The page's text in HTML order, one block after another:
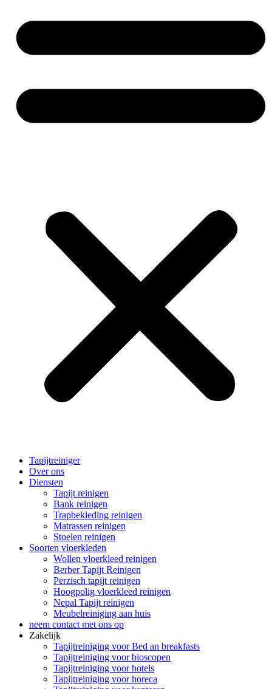
Tapijtreiniger
Over ons
Diensten
Tapijt reinigen
Bank reinigen
Trapbekleding reinigen
Matrassen reinigen
Stoelen reinigen
Soorten vloerkleden
Wollen vloerkleed reinigen
Berber Tapijt Reinigen
Perzisch tapijt reinigen
Hoogpolig vloerkleed reinigen
Nepal Tapijt reinigen
Meubelreiniging aan huis
neem contact met ons op
Zakelijk
Tapijtreiniging voor Bed an breakfasts
Tapijtreiniging voor bioscopen
Tapijtreiniging voor hotels
Tapijtreiniging voor horeca